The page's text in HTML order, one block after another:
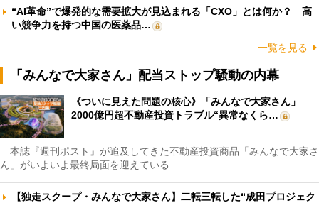
“AI革命”で爆発的な需要拡大が見込まれる「CXO」とは何か？ 高
い競争力を持つ中国の医薬品…
一覧を見る
「みんなで大家さん」配当ストップ騒動の内幕
《ついに見えた問題の核心》「みんなで大家さん」
2000億円超不動産投資トラブル“異常なくら…
本誌『週刊ポスト』が追及してきた不動産投資商品「みんなで大家さ
ん」がいよいよ最終局面を迎えている…
【独走スクープ・みんなで大家さん】二転三転した“成田プロジェク